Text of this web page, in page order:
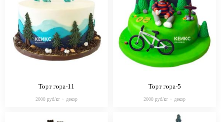
Торт гора-11
2000 руб/кг + декор
Торт гора-5
2000 руб/кг + декор